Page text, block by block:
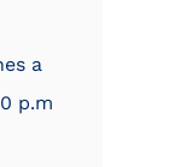
a
p.m